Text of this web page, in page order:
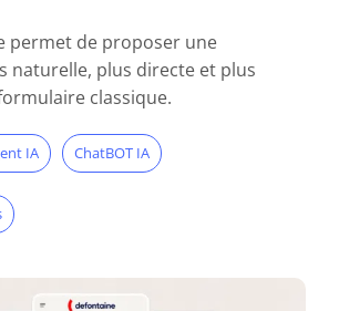
permet de proposer une
naturelle, plus directe et plus
classique.
IA ChatBOT IA